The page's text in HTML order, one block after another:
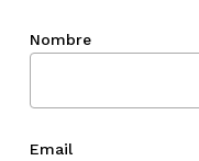
Nombre
Email